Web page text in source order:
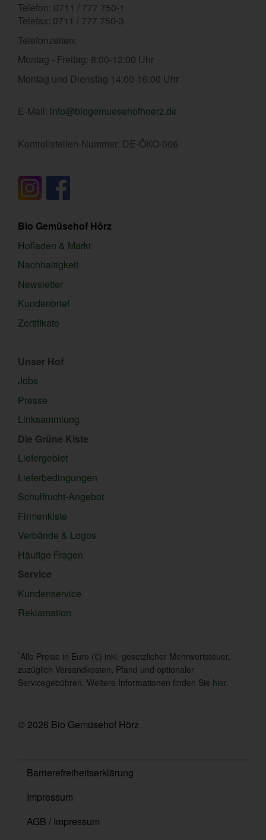
Telefon: 0711 / 777 750-1
Telefax: 0711 / 777 750-3
Telefonzeiten:
Montag - Freitag: 8:00-12:00 Uhr
Montag und Dienstag 14:00-16:00 Uhr
E-Mail: info@biogemuesehofhoerz.de
Kontrollstellen-Nummer: DE-ÖKO-006
Bio Gemüsehof Hörz
Hofladen & Markt
Nachhaltigkeit
Newsletter
Kundenbrief
Zertifikate
Unser Hof
Jobs
Presse
Linksammlung
Die Grüne Kiste
Liefergebiet
Lieferbedingungen
Schulfrucht-Angebot
Firmenkiste
Verbände & Logos
Häufige Fragen
Service
Kundenservice
Reklamation
*Alle Preise in Euro (€) inkl. gesetzlicher Mehrwertsteuer,
zuzüglich Versandkosten, Pfand und optionaler
Servicegebühren. Weitere Informationen finden Sie hier
© 2026 Bio Gemüsehof Hörz
Barrierefreiheitserklärung
Impressum
AGB / Impressum